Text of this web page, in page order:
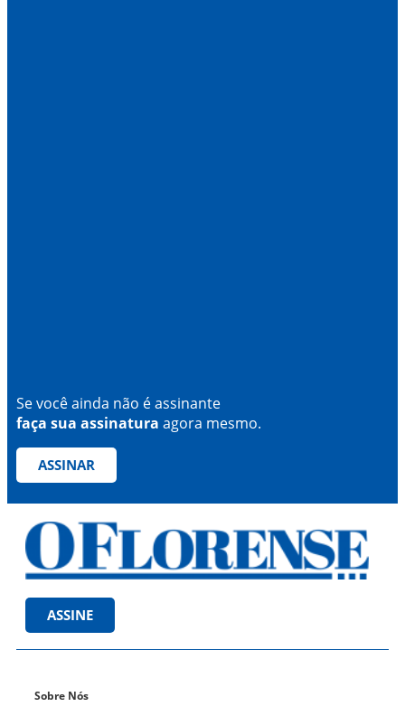
Se você ainda não é assinante
faça sua assinatura agora mesmo.
ASSINAR
ASSINE
Sobre Nós